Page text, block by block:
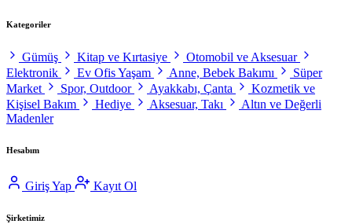
Kategoriler
Gümüş Kitap ve Kırtasiye
Otomobil ve Aksesuar
Elektronik
Ev Ofis Yaşam Anne, Bebek Bakımı
Süper
Market
Spor, Outdoor Ayakkabı, Çanta
Kozmetik ve
Kişisel Bakım
Hediye Aksesuar, Takı
Altın ve Değerli
Madenler
Hesabım
Giriş Yap Kayıt Ol
Şirketimiz